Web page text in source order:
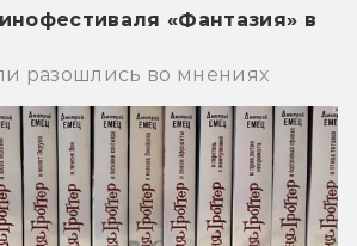
«Фантазия» в
разошлись во мнениях